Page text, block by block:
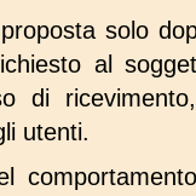
solo
al
di
utenti.